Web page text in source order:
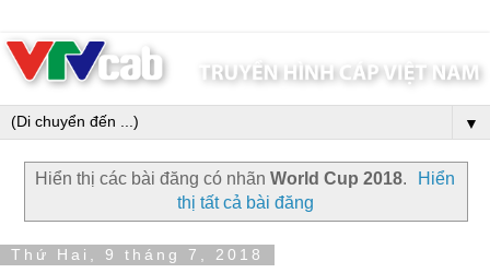
▼
Hiển thị các bài đăng có nhãn World Cup 2018.
Hiển
thị tất cả bài đăng
Thứ Hai, 9 tháng 7, 2018